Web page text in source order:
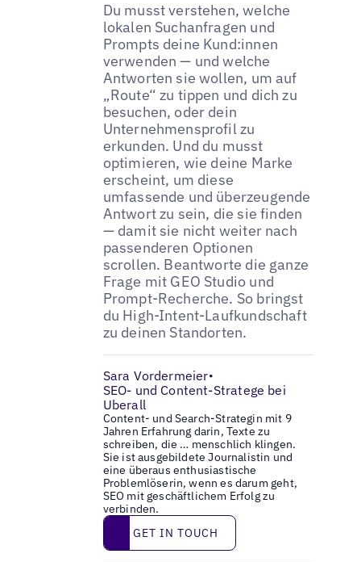
Du musst verstehen, welche
lokalen Suchanfragen und
Prompts deine Kund:innen
verwenden — und welche
Antworten sie wollen, um auf
„Route“ zu tippen und dich zu
besuchen, oder dein
Unternehmensprofil zu
erkunden. Und du musst
optimieren, wie deine Marke
erscheint, um diese
umfassende und überzeugende
Antwort zu sein, die sie finden
— damit sie nicht weiter nach
passenderen Optionen
scrollen. Beantworte die ganze
Frage mit GEO Studio und
Prompt-Recherche. So bringst
du High-Intent-Laufkundschaft
zu deinen Standorten.
Sara Vordermeier•
SEO- und Content-Stratege bei
Uberall
Content- und Search-Strategin mit 9
Jahren Erfahrung darin, Texte zu
schreiben, die … menschlich klingen.
Sie ist ausgebildete Journalistin und
eine überaus enthusiastische
Problemlöserin, wenn es darum geht,
SEO mit geschäftlichem Erfolg zu
verbinden.
Get in touch
GET IN TOUCH